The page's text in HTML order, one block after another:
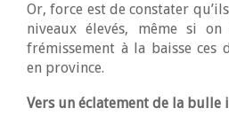
Or, force est de constater
niveaux élevés, même si
frémissement à la baisse ces
en province.
Vers un éclatement de la bulle